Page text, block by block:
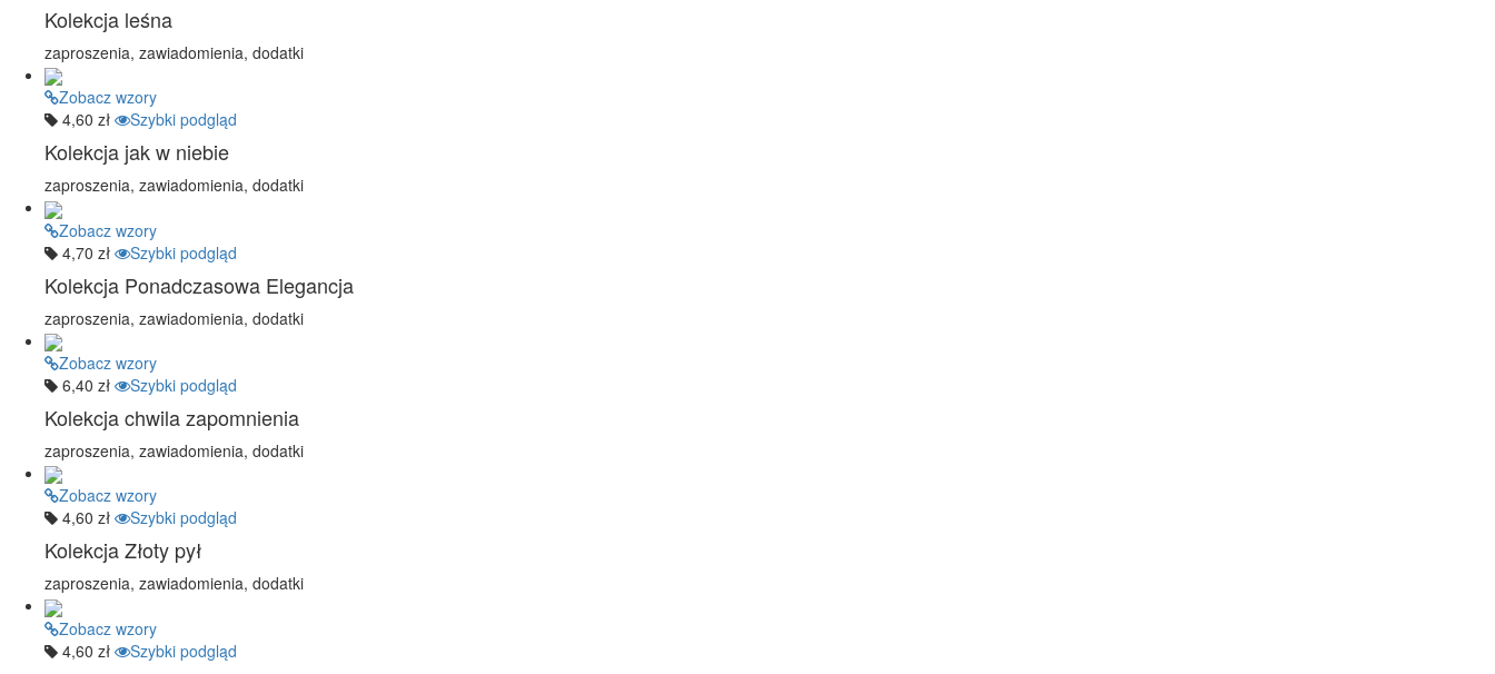
Kolekcja leśna
zaproszenia, zawiadomienia, dodatki
Zobacz wzory
4,60 zł
Szybki podgląd
Kolekcja jak w niebie
zaproszenia, zawiadomienia, dodatki
Zobacz wzory
4,70 zł
Szybki podgląd
Kolekcja Ponadczasowa Elegancja
zaproszenia, zawiadomienia, dodatki
Zobacz wzory
6,40 zł
Szybki podgląd
Kolekcja chwila zapomnienia
zaproszenia, zawiadomienia, dodatki
Zobacz wzory
4,60 zł
Szybki podgląd
Kolekcja Złoty pył
zaproszenia, zawiadomienia, dodatki
Zobacz wzory
4,60 zł
Szybki podgląd